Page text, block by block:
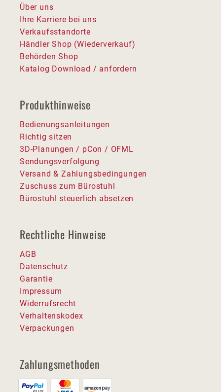
Über uns
Ihre Karriere bei uns
Verkaufsstandorte
Händler Shop (Wiederverkauf)
Behörden Shop
Katalog Download / anfordern
Produkthinweise
Bedienungsanleitungen
Richtig sitzen
3D-Planungen / pCon / OFML
Sendungsverfolgung
Versand & Zahlungsbedingungen
Zuschuss zum Bürostuhl
Bürostuhl steuerlich absetzen
Rechtliche Hinweise
AGB
Datenschutz
Garantie
Impressum
Widerrufsrecht
Verhaltenskodex
Verpackungen
Zahlungsmethoden